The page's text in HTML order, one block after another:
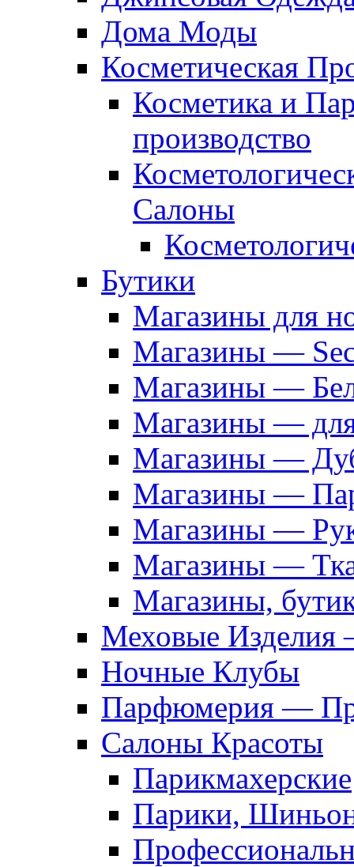
Дома Моды
Косметическая
Косметика и
производство
Салоны
Бутики
Магазины для
Магазины —
Магазины —
Магазины —
Магазины —
Магазины —
Магазины —
Магазины —
Магазины,
Меховые Изделия
Ночные Клубы
Парфюмерия —
Салоны Красоты
Парикмахерские
Парики,